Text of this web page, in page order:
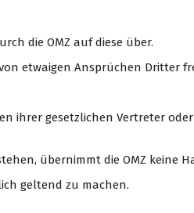
die OMZ auf diese über.
etwaigen Ansprüchen Dritter
ihrer gesetzlichen Vertreter
übernimmt die OMZ keine
geltend zu machen.